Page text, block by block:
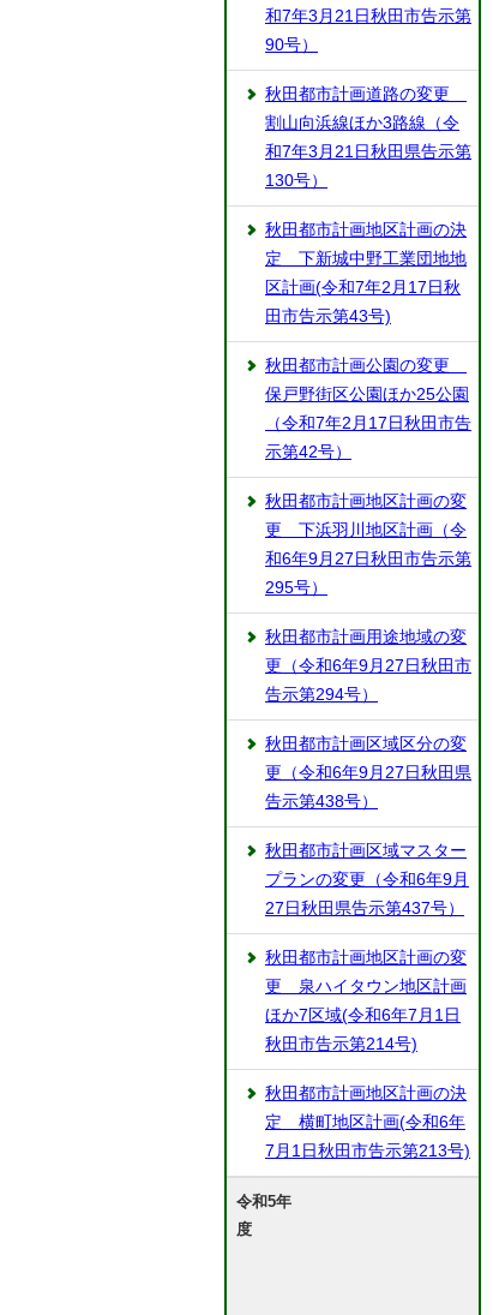
和7年3月21日秋田市告示第
90号）
秋田都市計画道路の変更
割山向浜線ほか3路線（令
和7年3月21日秋田県告示第
130号）
秋田都市計画地区計画の決
定 下新城中野工業団地地
区計画(令和7年2月17日秋
田市告示第43号)
秋田都市計画公園の変更
保戸野街区公園ほか25公園
（令和7年2月17日秋田市告
示第42号）
秋田都市計画地区計画の変
更 下浜羽川地区計画（令
和6年9月27日秋田市告示第
295号）
秋田都市計画用途地域の変
更（令和6年9月27日秋田市
告示第294号）
秋田都市計画区域区分の変
更（令和6年9月27日秋田県
告示第438号）
秋田都市計画区域マスター
プランの変更（令和6年9月
27日秋田県告示第437号）
秋田都市計画地区計画の変
更 泉ハイタウン地区計画
ほか7区域(令和6年7月1日
秋田市告示第214号)
秋田都市計画地区計画の決
定 横町地区計画(令和6年
7月1日秋田市告示第213号)
令和5年
度